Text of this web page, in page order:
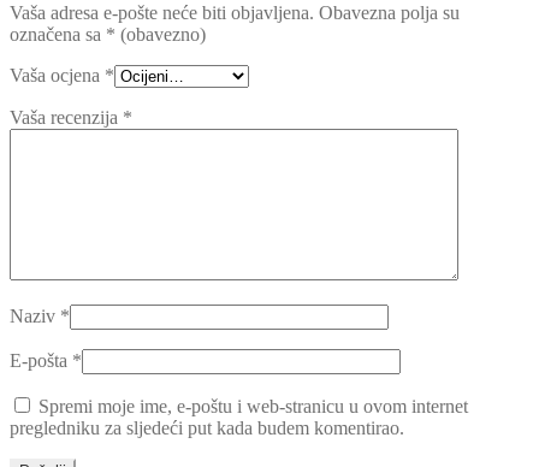
Vaša adresa e-pošte neće biti objavljena. Obavezna polja su
označena sa * (obavezno)
Vaša ocjena *
Vaša recenzija *
Naziv *
E-pošta *
Spremi moje ime, e-poštu i web-stranicu u ovom internet
pregledniku za sljedeći put kada budem komentirao.